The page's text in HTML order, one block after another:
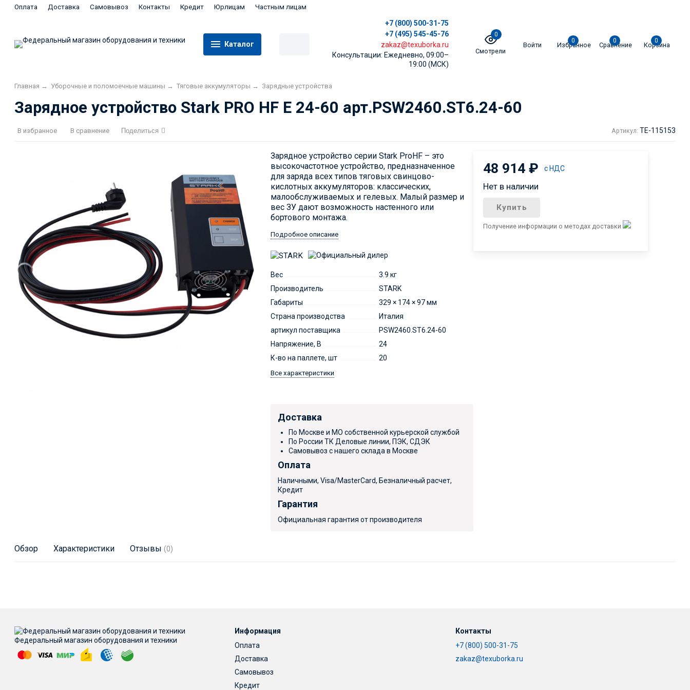
Оплата Доставка Самовывоз Контакты Кредит Юрлицам Частным лицам
Каталог
+7 (800) 500-31-75
+7 (495) 545-45-76
zakaz@texuborka.ru
Консультации: Ежедневно, 09:00–
19:00 (МСК)
0
Смотрели
Войти
0
Избранное
0
Сравнение
0
Корзина
Главная → Уборочные и поломоечные машины → Тяговые аккумуляторы → Зарядные устройства
Зарядное устройство Stark PRO HF E 24-60 арт.PSW2460.ST6.24-60
В избранное В сравнение Поделиться Артикул: TE-115153
Зарядное устройство серии Stark ProHF – это
высокочастотное устройство, предназначенное
для заряда всех типов тяговых свинцово-
кислотных аккумуляторов: классических,
малообслуживаемых и гелевых. Малый размер и
вес ЗУ дают возможность настенного или
бортового монтажа.
Подробное описание
Вес
3.9 кг
Производитель
STARK
Габариты
329 × 174 × 97 мм
Страна производства
Италия
артикул поставщика
PSW2460.ST6.24-60
Напряжение, В
24
К-во на паллете, шт
20
Все характеристики
48 914₽ с НДС
Нет в наличии
Купить
Получение информации о методах доставки
Доставка
По Москве и МО собственной курьерской службой
По России ТК Деловые линии, ПЭК, СДЭК
Самовывоз с нашего склада в Москве
Оплата
Наличными, Visa/MasterCard, Безналичный расчет,
Кредит
Гарантия
Официальная гарантия от производителя
Обзор Характеристики Отзывы (0)
Федеральный магазин оборудования и техники
Информация
Оплата
Доставка
Самовывоз
Кредит
Контакты
+7 (800) 500-31-75
zakaz@texuborka.ru